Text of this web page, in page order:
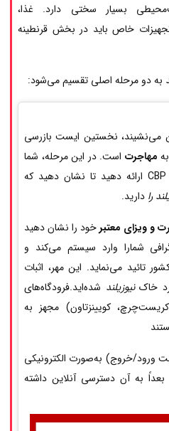
بسیار سختی دارد. غذا،
خاص باید در بخش قرنطینه
به دو مرحله اصلی تقسیم می‌شود:
می‌نشیند، نخستین ایست بازرسی
مهاجرت است. در این مرحله، شما
باید مدارک خود را به افسران CBP ارائه دهید تا نشان دهید که
را دارید.
و ویزای معتبرخود را نشان دهید
شمارا وارد سیستم می‌کند و
تائید می‌نماید. این مهر، اثبات
خاکنیوزیلند شده‌اید.فرودگاه‌های
کریست‌چرچ، کویینزتاون) مجهز به
ورود/خروج) به‌صورت الکترونیکی
به آن دسترسی آنلاین داشته